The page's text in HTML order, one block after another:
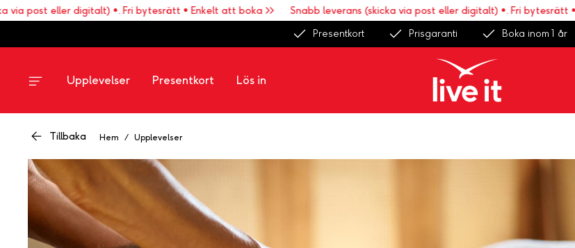
eller digitalt) •. Fri bytesrätt • Enkelt att boka >> Snabb leverans (skicka via post eller digitalt) •. Fri bytesrätt •
Presentkort
Prisgaranti Boka inom 1 år
Upplevelser Presentkort Lös in
Tillbaka Hem / Upplevelser